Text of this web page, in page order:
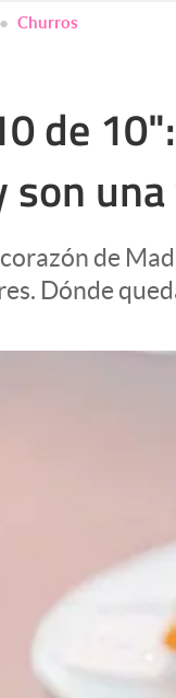
Churros
de
son
de
Dónde